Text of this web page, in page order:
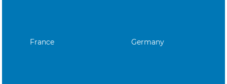
France Germany